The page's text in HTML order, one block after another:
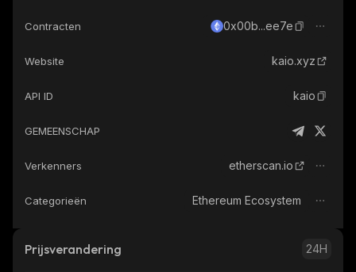
Contracten 0x00b...ee7e
Website kaio.xyz
API ID kaio
GEMEENSCHAP
Verkenners etherscan.io
Categorieën Ethereum Ecosystem
Prijsverandering 24H